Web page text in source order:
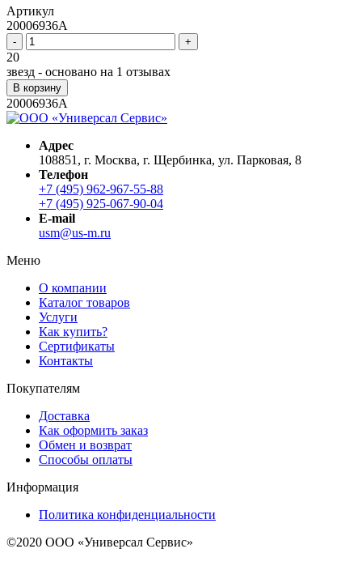
Артикул
20006936A
- +
20
звезд - основано на 1 отзывах
В корзину
20006936A
Адрес
108851, г. Москва, г. Щербинка, ул. Парковая, 8
Телефон
+7 (495) 962-967-55-88
+7 (495) 925-067-90-04
E-mail
usm@us-m.ru
Меню
О компании
Каталог товаров
Услуги
Как купить?
Сертификаты
Контакты
Покупателям
Доставка
Как оформить заказ
Обмен и возврат
Способы оплаты
Информация
Политика конфиденциальности
©2020 ООО «Универсал Сервис»